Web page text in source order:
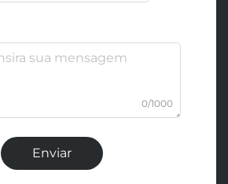
0/1000
Enviar